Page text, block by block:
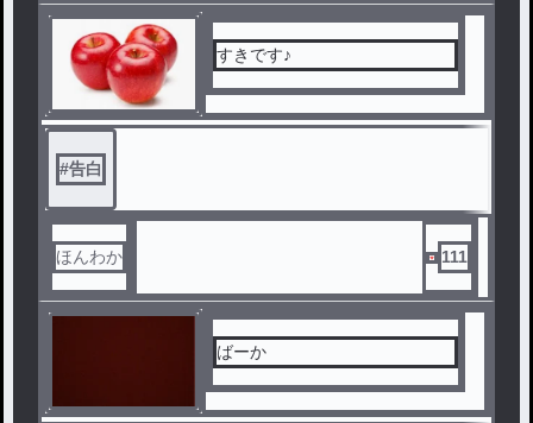
すきです♪
#告白
ほんわか 111
ばーか